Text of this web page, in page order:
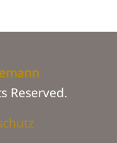
Reserved.